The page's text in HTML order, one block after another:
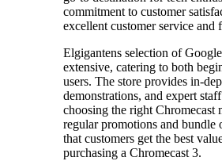
commitment to customer
excellent customer service and
Elgigantens selection of
extensive, catering to both
users. The store provides in-
demonstrations, and expert
choosing the right Chromecast
regular promotions and bundle
that customers get the best
purchasing a Chromecast 3.